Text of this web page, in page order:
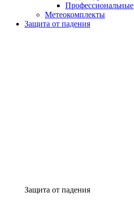
Профессиональные
Метеокомплекты
Защита от падения
Защита от падения